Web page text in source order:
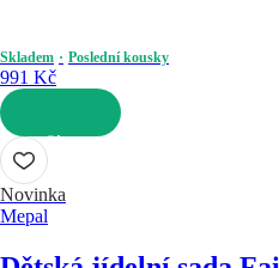
Skladem Poslední kousky
991 Kč
DO KOŠÍKU
Novinka
Mepal